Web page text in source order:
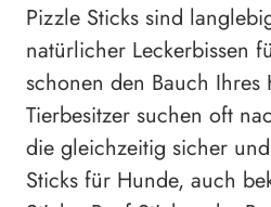
Pizzle Sticks sind
natürlicher Leckerbissen
schonen den Bauch Ihres
Tierbesitzer suchen oft
die gleichzeitig sicher
Sticks für Hunde, auch